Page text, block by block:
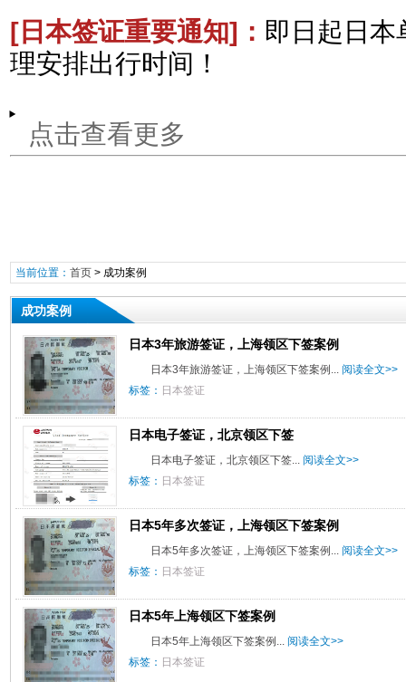
[日本签证重要通知]： 即日起日本
理安排出行时间！
点击查看更多
当前位置： 首页> 成功案例
成功案例
日本3年旅游签证，上海领区下签案例
日本3年旅游签证，上海领区下签案例... 阅读全文>>
标签： 日本签证
日本电子签证，北京领区下签
日本电子签证，北京领区下签... 阅读全文>>
标签： 日本签证
日本5年多次签证，上海领区下签案例
日本5年多次签证，上海领区下签案例... 阅读全文>>
标签： 日本签证
日本5年上海领区下签案例
日本5年上海领区下签案例... 阅读全文>>
标签： 日本签证